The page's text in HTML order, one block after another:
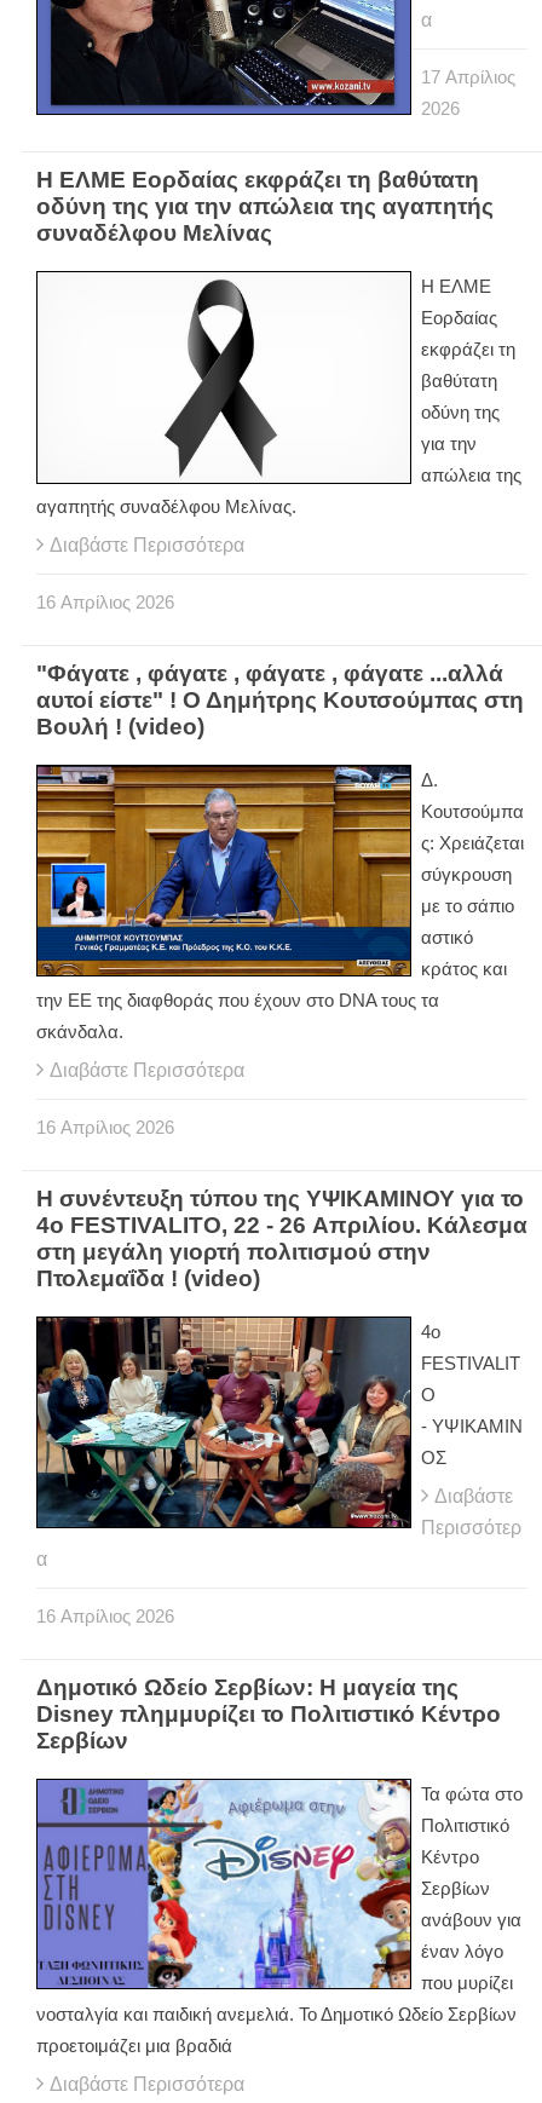
α
17 Απρίλιος
2026
Η ΕΛΜΕ Εορδαίας εκφράζει τη βαθύτατη
οδύνη της για την απώλεια της αγαπητής
συναδέλφου Μελίνας
Η ΕΛΜΕ
Εορδαίας
εκφράζει τη
βαθύτατη
οδύνη της
για την
απώλεια της
αγαπητής συναδέλφου Μελίνας.
Διαβάστε Περισσότερα
16 Απρίλιος 2026
"Φάγατε , φάγατε , φάγατε , φάγατε ...αλλά
αυτοί είστε" ! Ο Δημήτρης Κουτσούμπας στη
Βουλή ! (video)
Δ.
Κουτσούμπα
ς: Χρειάζεται
σύγκρουση
με το σάπιο
αστικό
κράτος και
την ΕΕ της διαφθοράς που έχουν στο DNA τους τα
σκάνδαλα.
Διαβάστε Περισσότερα
16 Απρίλιος 2026
Η συνέντευξη τύπου της ΥΨΙΚΑΜΙΝΟΥ για το
4ο FESTIVALITO, 22 - 26 Απριλίου. Κάλεσμα
στη μεγάλη γιορτή πολιτισμού στην
Πτολεμαΐδα ! (video)
4ο
FESTIVALIT
O
- ΥΨΙΚΑΜΙΝ
ΟΣ
Διαβάστε
Περισσότερ
α
16 Απρίλιος 2026
Δημοτικό Ωδείο Σερβίων: Η μαγεία της
Disney πλημμυρίζει το Πολιτιστικό Κέντρο
Σερβίων
Τα φώτα στο
Πολιτιστικό
Κέντρο
Σερβίων
ανάβουν για
έναν λόγο
που μυρίζει
νοσταλγία και παιδική ανεμελιά. Το Δημοτικό Ωδείο Σερβίων
προετοιμάζει μια βραδιά
Διαβάστε Περισσότερα